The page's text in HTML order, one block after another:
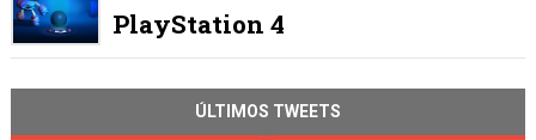
PlayStation 4
ÚLTIMOS TWEETS